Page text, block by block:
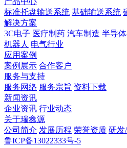
标准托盘输送系统 基础输送系统
解决方案
3C电子 医疗制药 汽车制造 半导
机器人 电气行业
应用案例
案例展示 合作客户
服务与支持
服务网络 服务宗旨 资料下载
新闻资讯
企业资讯 行业动态
关于瑞鑫源
公司简介 发展历程 荣誉资质 研发
鲁ICP备13022333号-5